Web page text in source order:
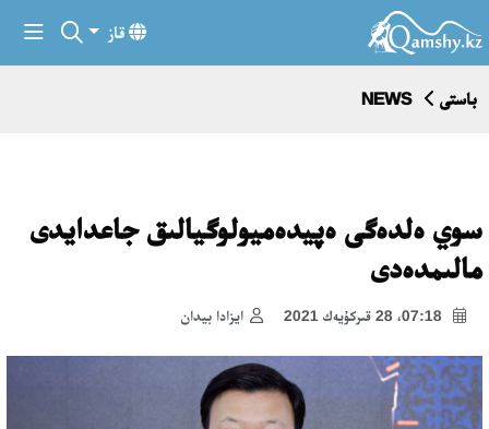
قاز
باستى NEWS
سوي ەلدەگى ەپيدەميولوگيالىق جاعدايدى
مالىمدەدى
ايزادا بيدان